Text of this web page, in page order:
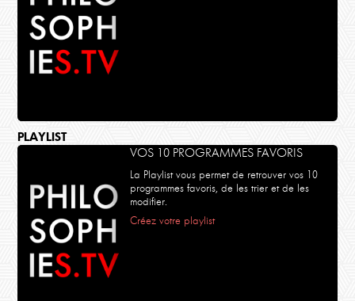
PLAYLIST
VOS 10 PROGRAMMES FAVORIS
La Playlist vous permet de retrouver vos 10
programmes favoris, de les trier et de les
modifier.
Créez votre playlist